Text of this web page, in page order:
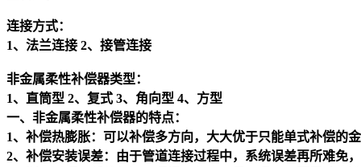
连接方式：
1、法兰连接 2、接管连接
非金属柔性补偿器类型：
1、直筒型 2、复式 3、角向型 4、方型
一、 非金属柔性补偿器的特点：
1、补偿热膨胀：可以补偿多方向，大大优于只能单式补偿的
2、补偿安装误差：由于管道连接过程中，系统误差再所难免